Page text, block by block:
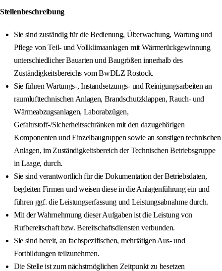
Stellenbeschreibung
Sie sind zuständig für die Bedienung, Überwachung, Wartung und
Pflege von Teil- und Vollklimaanlagen mit Wärmerückgewinnung
unterschiedlicher Bauarten und Baugrößen innerhalb des
Zuständigkeitsbereichs vom BwDLZ Rostock.
Sie führen Wartungs-, Instandsetzungs- und Reinigungsarbeiten an
raumlufttechnischen Anlagen, Brandschutzklappen, Rauch- und
Wärmeabzugsanlagen, Laborabzügen,
Gefahrstoff-/Sicherheitsschränken mit den dazugehörigen
Komponenten und Einzelbaugruppen sowie an sonstigen technischen
Anlagen, im Zuständigkeitsbereich der Technischen Betriebsgruppe
in Laage, durch.
Sie sind verantwortlich für die Dokumentation der Betriebsdaten,
begleiten Firmen und weisen diese in die Anlagenführung ein und
führen ggf. die Leistungserfassung und Leistungsabnahme durch.
Mit der Wahrnehmung dieser Aufgaben ist die Leistung von
Rufbereitschaft bzw. Bereitschaftsdiensten verbunden.
Sie sind bereit, an fachspezifischen, mehrtätigen Aus- und
Fortbildungen teilzunehmen.
Die Stelle ist zum nächstmöglichen Zeitpunkt zu besetzen